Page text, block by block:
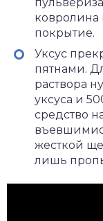
ковролина
покрытие.
Уксус
пятнами.
раствора
уксуса и
средство
жесткой
лишь